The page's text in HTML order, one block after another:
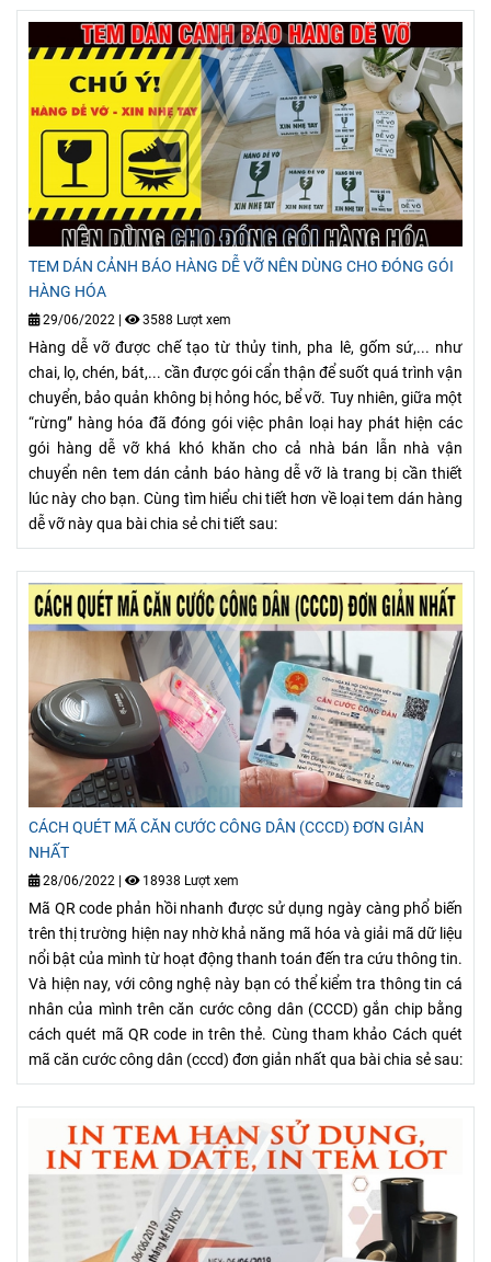
TEM DÁN CẢNH BÁO HÀNG DỄ VỠ NÊN DÙNG CHO ĐÓNG GÓI
HÀNG HÓA
29/06/2022 | 3588 Lượt xem
Hàng dễ vỡ được chế tạo từ thủy tinh, pha lê, gốm sứ,... như
chai, lọ, chén, bát,... cần được gói cẩn thận để suốt quá trình vận
chuyển, bảo quản không bị hỏng hóc, bể vỡ. Tuy nhiên, giữa một
“rừng” hàng hóa đã đóng gói việc phân loại hay phát hiện các
gói hàng dễ vỡ khá khó khăn cho cả nhà bán lẫn nhà vận
chuyển nên tem dán cảnh báo hàng dễ vỡ là trang bị cần thiết
lúc này cho bạn. Cùng tìm hiểu chi tiết hơn về loại tem dán hàng
dễ vỡ này qua bài chia sẻ chi tiết sau:
CÁCH QUÉT MÃ CĂN CƯỚC CÔNG DÂN (CCCD) ĐƠN GIẢN
NHẤT
28/06/2022 18938 Lượt xem
Mã QR code phản hồi nhanh được sử dụng ngày càng phổ biến
trên thị trường hiện nay nhờ khả năng mã hóa và giải mã dữ liệu
nổi bật của mình từ hoạt động thanh toán đến tra cứu thông tin.
Và hiện nay, với công nghệ này bạn có thể kiểm tra thông tin cá
nhân của mình trên căn cước công dân (CCCD) gắn chip bằng
cách quét mã QR code in trên thẻ. Cùng tham khảo Cách quét
mã căn cước công dân (cccd) đơn giản nhất qua bài chia sẻ sau: